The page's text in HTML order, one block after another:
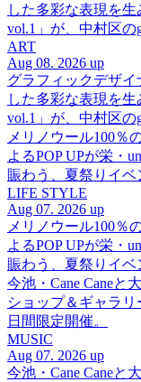
した多彩な表現を
vol.1」が、中村区の
ART
Aug 08. 2026 up
グラフィックデザ
した多彩な表現を
vol.1」が、中村区の
メリノウール100％
よるPOP UPが栄・
賑わう、夏祭りイベ
LIFE STYLE
Aug 07. 2026 up
メリノウール100％
よるPOP UPが栄・
賑わう、夏祭りイベ
今池・Cane Caneと
ショップ＆ギャラリ
日間限定開催。
MUSIC
Aug 07. 2026 up
今池・Cane Caneと